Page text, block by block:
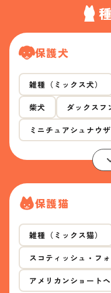
保護犬
雑種（ミックス犬）
柴犬 ダックスフ
ミニチュアシュナウ
保護猫
雑種（ミックス猫）
スコティッシュ・フ
アメリカンショート